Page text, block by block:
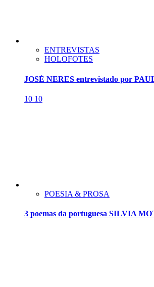
ENTREVISTAS
HOLOFOTES
JOSÉ NERES entrevistado por
10 10
POESIA & PROSA
3 poemas da portuguesa SILVIA